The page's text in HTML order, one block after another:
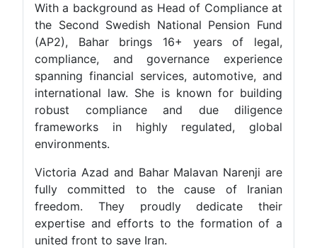
With a background as Head of Compliance
the Second Swedish National Pension
(AP2), Bahar brings 16+ years of
compliance, and governance
spanning financial services, automotive,
international law. She is known for
robust compliance and due
frameworks in highly regulated,
environments.
Victoria Azad and Bahar Malavan Narenji
fully committed to the cause of
freedom. They proudly dedicate
expertise and efforts to the formation of
united front to save Iran.